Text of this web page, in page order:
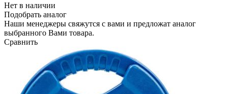
Нет в наличии
Подобрать аналог
Наши менеджеры свяжутся с вами и предложат аналог
выбранного Вами товара.
Сравнить